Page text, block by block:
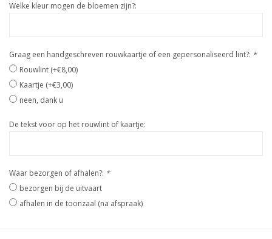
Welke kleur mogen de bloemen zijn?:
Graag een handgeschreven rouwkaartje of een gepersonaliseerd lint?: *
Rouwlint (+€8,00)
Kaartje (+€3,00)
neen, dank u
De tekst voor op het rouwlint of kaartje:
Waar bezorgen of afhalen?: *
bezorgen bij de uitvaart
afhalen in de toonzaal (na afspraak)